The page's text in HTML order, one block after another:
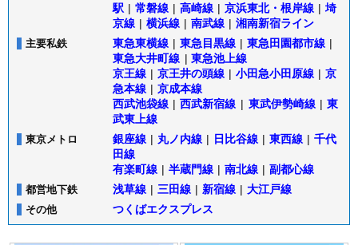
駅 | 常磐線 | 高崎線 | 京浜東北・根岸線 | 埼
京線 | 横浜線 | 南武線 | 湘南新宿ライン
主要私鉄 東急東横線 | 東急目黒線 | 東急田園都市線 |
東急大井町線 | 東急池上線
京王線 | 京王井の頭線 | 小田急小田原線 | 京
急本線 | 京成本線
西武池袋線 | 西武新宿線 | 東武伊勢崎線 | 東
武東上線
東京メトロ 銀座線 | 丸ノ内線 | 日比谷線 | 東西線 | 千代
田線
有楽町線 | 半蔵門線 | 南北線 | 副都心線
都営地下鉄 浅草線 | 三田線 | 新宿線 | 大江戸線
その他 つくばエクスプレス